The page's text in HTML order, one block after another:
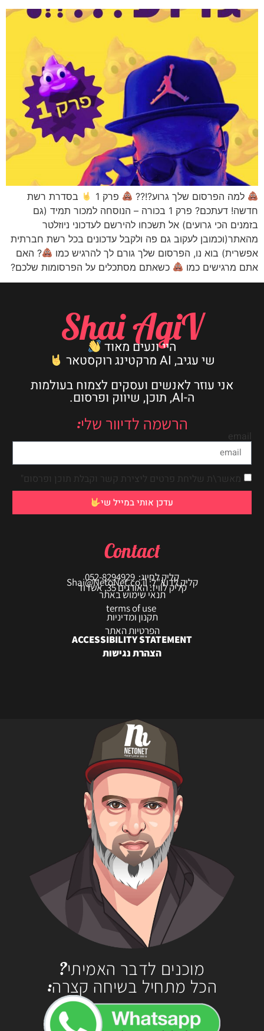
למה הפרסום שלך גרוע?!?? פרק 1
בסדרת רשת
חדשה! דעתכם? פרק 1 בכורה – הנוסחה למכור תמיד (גם
בזמנים הכי גרועים) אל תשכחו להירשם לעדכוני ניוזלטר
מהאתר(וכמובן לעקוב גם פה ולקבל עדכונים בכל רשת חברתית
אפשרית) בוא נו, הפרסום שלך גורם לך להרגיש כמו
? האם
אתם מרגישים כמו
כשאתם מסתכלים על הפרסומות שלכם?
Shai AgiV
היי ונעים מאוד
שי עגיב, AI מרקטינג רוקסטאר
אני עוזר לאנשים ועסקים לצמוח בעולמות
ה-AI, תוכן, שיווק ופרסום.
הרשמה לדיוור שלי:
email
מאשר\ת שליחת פרטים ליצירת קשר וקבלת תוכן ופרסום"
עדכן אותי במייל שי
Contact
קליק לחיוג: 052-8294929
קליק לדוא"ל: Shai@NetoNet.co.il
קליק לוויז: האורגים 35, אשדוד
תנאי שימוש באתר
תקנון ומדיניות
הפרטיות האתר
ACCESSIBILITY STATEMENT
הצהרת נגישות
מוכנים לדבר האמיתי?
הכל מתחיל בשיחה קצרה: